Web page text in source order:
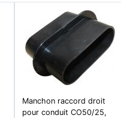
Manchon raccord droit
pour conduit CO50/25,